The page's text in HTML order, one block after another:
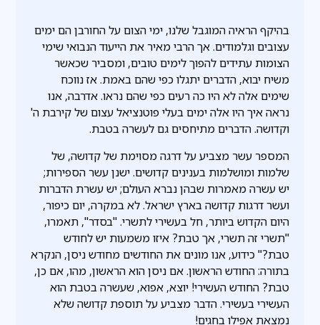
בהיקף הראיה המוגבל שלנו, ימי הצום על החורבן הם ימים
עצובים וגלמודים. אך הרבי מאיר את הייעוד הנבואי שימי
הצומות עתידים להפוך לימים טובים, ומסביר שכאשר
משיח יבוא, הדברים יתגלו כפי שהם באמת. אז נווכח
שימים אלה לא היו כה רעים כפי שהם נראו. אדרבה, אנו
נראה איך היו אלה ימים בעלי פוטנציאל עצום של קירבת ה'
וקדושה. הדברים מתיחסים גם לעשרה בטבת.
המספר עשר מצביע על דרגה מסוימת של קדושה, של
שלמות ומושלמות בענינים קדושים. ישנן עשר הספירות;
יש עשרה מאמרות שבהן נברא העולם; יש עשרת הדברות
ועשר דרגות קדושה בארץ ישראל. לא במקרה, יום כיפור,
היום הקדוש ביותר, חל בעשירי לתשרי. "בסדר", תאמרו,
"תשרי זה תשרי, אך טבת? איזו משמעות יש לחודש
טבת?" כידוע, אנו מונים את החודשים מחודש ניסן, הנקרא
בתורה: החודש הראשון. אם ניסן הוא הראשון, מהו, אם כן,
טבת? החודש העשירי! יוצא, אפוא, שעשרה בטבת הוא
העשירי בעשירי. הדבר מצביע על תוספת קדושה שלא
נמצאת אפילו בחגים!